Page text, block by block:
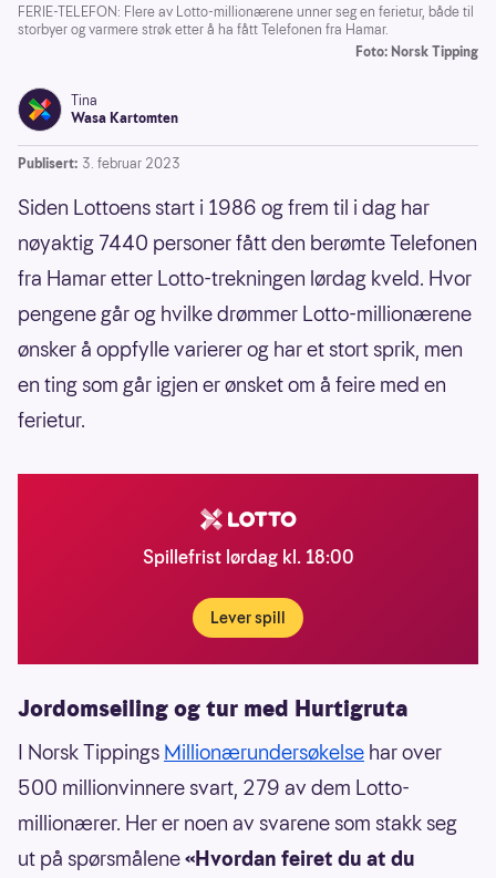
FERIE-TELEFON: Flere av Lotto-millionærene unner seg en ferietur, både til
storbyer og varmere strøk etter å ha fått Telefonen fra Hamar.
Foto: Norsk Tipping
Tina
Wasa Kartomten
Publisert: 3. februar 2023
Siden Lottoens start i 1986 og frem til i dag har
nøyaktig 7440 personer fått den berømte Telefonen
fra Hamar etter Lotto-trekningen lørdag kveld. Hvor
pengene går og hvilke drømmer Lotto-millionærene
ønsker å oppfylle varierer og har et stort sprik, men
en ting som går igjen er ønsket om å feire med en
ferietur.
Spillefrist lørdag kl. 18:00
Lever spill
Jordomseiling og tur med Hurtigruta
I Norsk Tippings Millionærundersøkelse har over
500 millionvinnere svart, 279 av dem Lotto-
millionærer. Her er noen av svarene som stakk seg
ut på spørsmålene«Hvordan feiret du at du